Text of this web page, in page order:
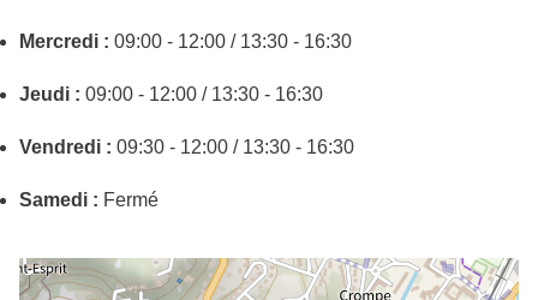
Mercredi : 09:00 - 12:00 / 13:30 - 16:30
Jeudi : 09:00 - 12:00 / 13:30 - 16:30
Vendredi : 09:30 - 12:00 / 13:30 - 16:30
Samedi : Fermé